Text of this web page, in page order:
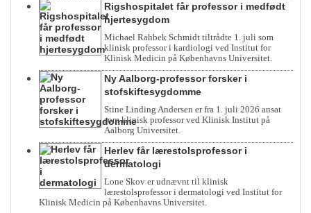
Rigshospitalet får professor i medfødt
hjertesygdom
Michael Rahbek Schmidt tiltrådte 1. juli som
klinisk professor i kardiologi ved Institut for
Klinisk Medicin på Københavns Universitet.
Ny Aalborg-professor forsker i
stofskiftesygdomme
Stine Linding Andersen er fra 1. juli 2026 ansat
som klinisk professor ved Klinisk Institut på
Aalborg Universitet.
Herlev får lærestolsprofessor i
dermatologi
Lone Skov er udnævnt til klinisk
lærestolsprofessor i dermatologi ved Institut for
Klinisk Medicin på Københavns Universitet.